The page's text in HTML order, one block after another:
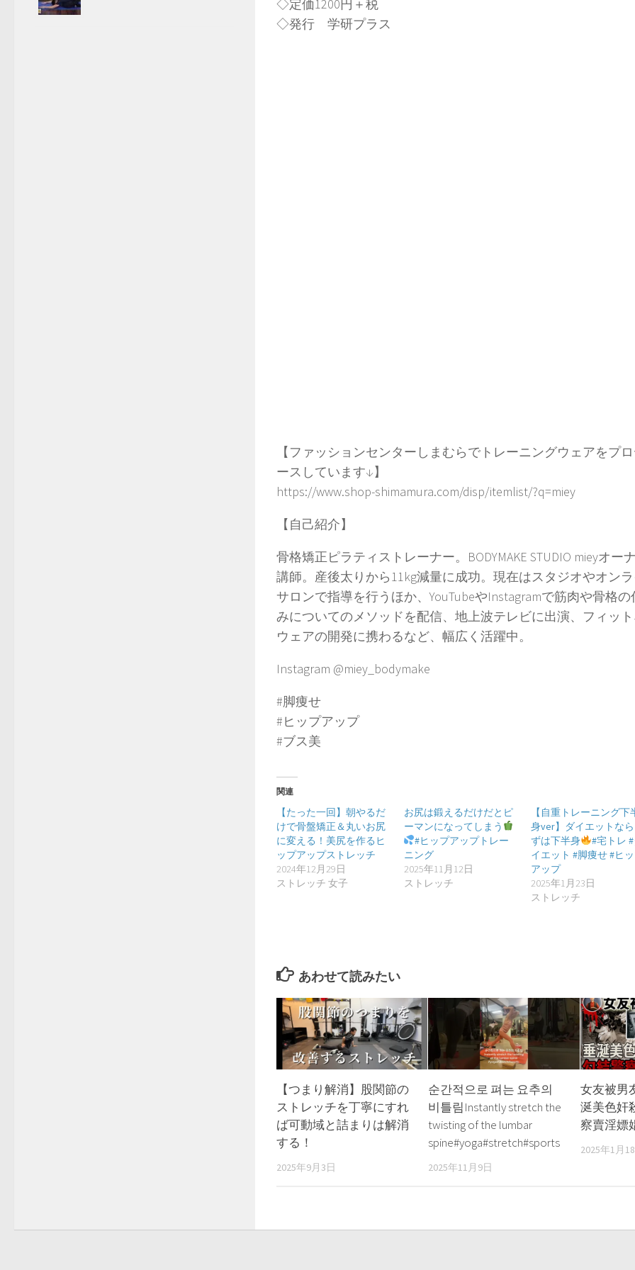
◇定価1200円＋税
◇発行 学研プラス
【ファッションセンターしまむらでトレーニングウェアをプ
ースしています↓】
https://www.shop-shimamura.com/disp/itemlist/?q=miey
【自己紹介】
骨格矯正ピラティストレーナー。BODYMAKE STUDIO mieyオー
講師。産後太りから11kg減量に成功。現在はスタジオやオン
サロンで指導を行うほか、YouTubeやInstagramで筋肉や骨格の
みについてのメソッドを配信、地上波テレビに出演、フィッ
ウェアの開発に携わるなど、幅広く活躍中。
Instagram @miey_bodymake
#脚痩せ
#ヒップアップ
#ブス美
関連
【たった一回】朝やるだ
けで骨盤矯正＆丸いお尻
に変える！美尻を作るヒ
ップアップストレッチ
2024年12月29日
ストレッチ 女子
お尻は鍛えるだけだとピ
ーマンになってしまう
#ヒップアップトレー
ニング
2025年11月12日
ストレッチ
【自重トレーニング下
身ver】ダイエットなら
ずは下半身
#宅トレ
イエット #脚痩せ #ヒ
アップ
2025年1月23日
ストレッチ
あわせて読みたい
【つまり解消】股関節の
ストレッチを丁寧にすれ
ば可動域と詰まりは解消
する！
2025年9月3日
순간적으로 펴는 요추의
비틀림Instantly stretch the
twisting of the lumbar
spine#yoga#stretch#sports
2025年11月9日
女友被男
涎美色奸
察賣淫嫖
2025年1月